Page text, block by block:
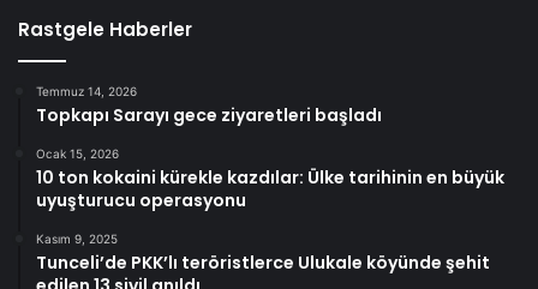
Rastgele Haberler
Temmuz 14, 2026
Topkapı Sarayı gece ziyaretleri başladı
Ocak 15, 2026
10 ton kokaini kürekle kazdılar: Ülke tarihinin en büyük
uyuşturucu operasyonu
Kasım 9, 2025
Tunceli’de PKK’lı teröristlerce Ulukale köyünde şehit